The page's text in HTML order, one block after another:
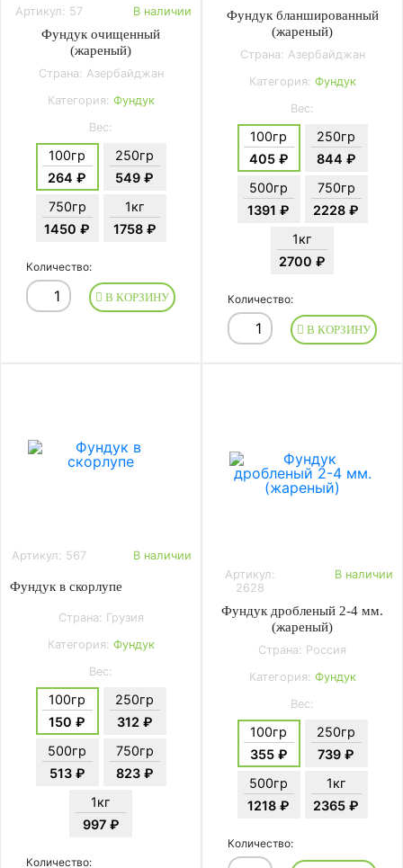
Артикул: 57 В наличии
Фундук очищенный
(жареный)
Страна: Азербайджан
Категория: Фундук
Вес:
100гр
264 ₽
250гр
549 ₽
750гр
1450 ₽
1кг
1758 ₽
Количество:
В КОРЗИНУ
Фундук бланшированный
(жареный)
Страна: Азербайджан
Категория: Фундук
Вес:
100гр
405 ₽
250гр
844 ₽
500гр
1391 ₽
750гр
2228 ₽
1кг
2700 ₽
Количество:
В КОРЗИНУ
Артикул: 567 В наличии
Фундук в скорлупе
Страна: Грузия
Категория: Фундук
Вес:
100гр
150 ₽
250гр
312 ₽
500гр
513 ₽
750гр
823 ₽
1кг
997 ₽
Количество:
Артикул:
2628
В наличии
Фундук дробленый 2-4 мм.
(жареный)
Страна: Россия
Категория: Фундук
Вес:
100гр
355 ₽
250гр
739 ₽
500гр
1218 ₽
1кг
2365 ₽
Количество: